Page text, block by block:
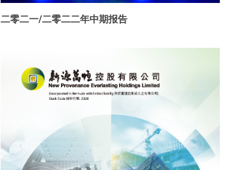
二零二一/二零二二年中期报告